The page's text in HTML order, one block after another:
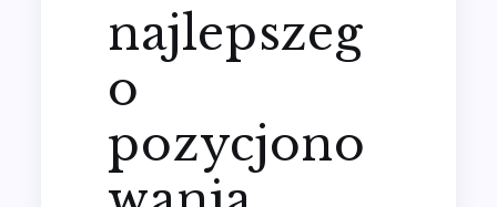
najlepszeg
o
pozycjono